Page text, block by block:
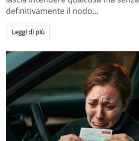
definitivamente il nodo…
Leggi di più